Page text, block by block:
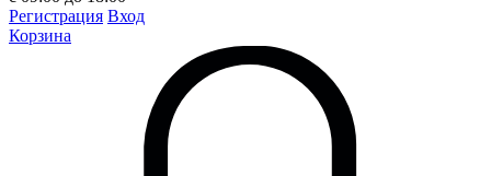
Регистрация Вход
Корзина